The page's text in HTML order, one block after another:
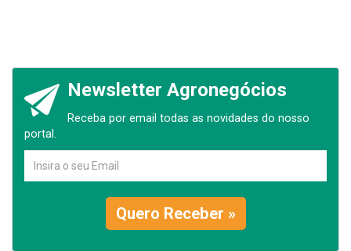
Newsletter Agronegócios
Receba por email todas as novidades do nosso
portal.
Quero Receber »